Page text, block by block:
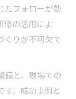
たフォローが効
修の活用によ
くりが不可欠で
備と、現場での
す。成功事例と